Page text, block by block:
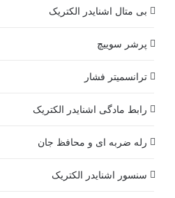
بی متال اشنایدر الکتریک
پرشر سوییچ
ترانسمیتر فشار
رابط مادگی اشنایدر الکتریک
رله ضربه ای و محافظ جان
سنسور اشنایدر الکتریک